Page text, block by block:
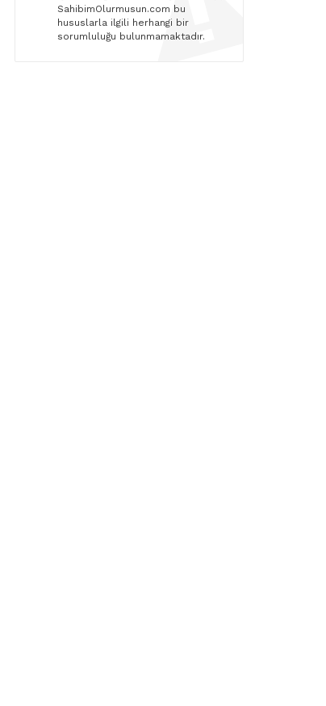
SahibimOlurmusun.com bu
hususlarla ilgili herhangi bir
sorumluluğu bulunmamaktadır.